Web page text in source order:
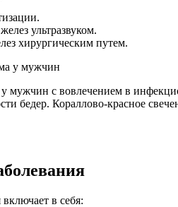
ультразвуком.
хирургическим путем.
у мужчин с вовлечением в
бедер. Кораллово-красное
в себя: